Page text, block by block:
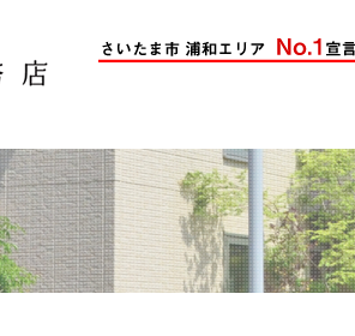
売却活動
購入されたお客様の声